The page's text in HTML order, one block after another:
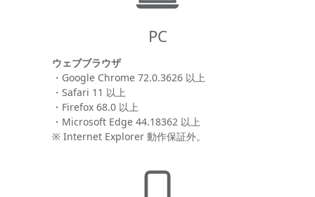
PC
ウェブブラウザ
・Google Chrome 72.0.3626 以上
・Safari 11 以上
・Firefox 68.0 以上
・Microsoft Edge 44.18362 以上
※ Internet Explorer 動作保証外。